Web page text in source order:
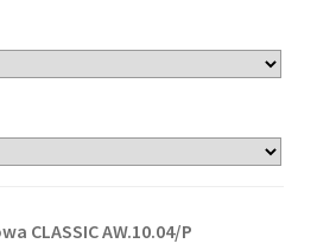
CLASSIC AW.10.04/P